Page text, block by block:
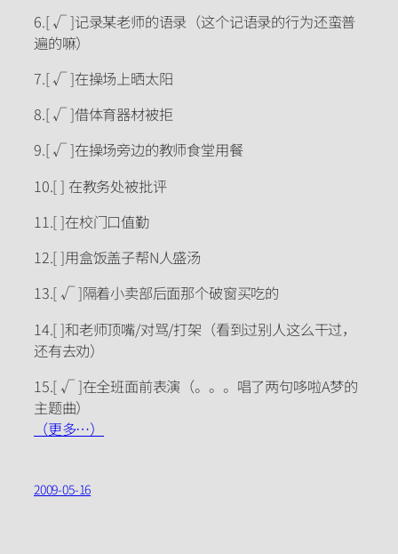
6.[ √ ]记录某老师的语录（这个记语录的行为还蛮普
遍的嘛）
7.[ √ ]在操场上晒太阳
8.[ √ ]借体育器材被拒
9.[ √ ]在操场旁边的教师食堂用餐
10.[ ] 在教务处被批评
11.[ ]在校门口值勤
12.[ ]用盒饭盖子帮N人盛汤
13.[ √ ]隔着小卖部后面那个破窗买吃的
14.[ ]和老师顶嘴/对骂/打架（看到过别人这么干过，
还有去劝）
15.[ √ ]在全班面前表演（。。。唱了两句哆啦A梦的
主题曲）
（更多…）
2009-05-16